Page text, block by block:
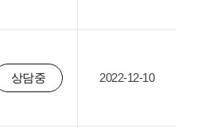
상담중 2022-12-10